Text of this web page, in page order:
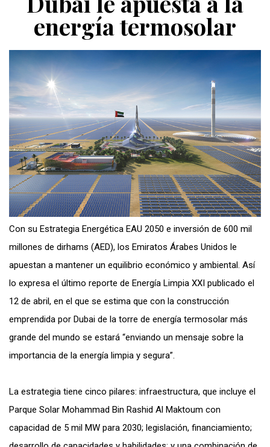
energía termosolar
Con su Estrategia Energética EAU 2050 e inversión de 600 mil
millones de dirhams (AED), los Emiratos Árabes Unidos le
apuestan a mantener un equilibrio económico y ambiental. Así
lo expresa el último reporte de Energía Limpia XXI publicado el
12 de abril, en el que se estima que con la construcción
emprendida por Dubai de la torre de energía termosolar más
grande del mundo se estará “enviando un mensaje sobre la
importancia de la energía limpia y segura”.
La estrategia tiene cinco pilares: infraestructura, que incluye el
Parque Solar Mohammad Bin Rashid Al Maktoum con
capacidad de 5 mil MW para 2030; legislación, financiamiento;